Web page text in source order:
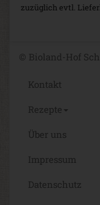
zuzüglich evtl.
© Bioland-Hof
Kontakt
Rezepte
Über uns
Impressum
Datenschutz